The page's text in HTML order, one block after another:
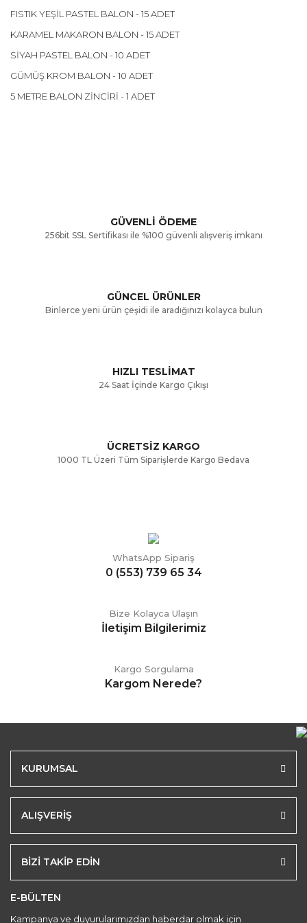
FISTIK YEŞİL PASTEL BALON - 15 ADET
KARAMEL MAKARON BALON - 15 ADET
SİYAH PASTEL BALON - 10 ADET
GÜMÜŞ KROM BALON - 10 ADET
5 METRE BALON ZİNCİRİ - 1 ADET
Ürün resmi kalitesiz, bozuk veya görüntülenemiyor.
Ürün bilgilerinde hatalar bulunuyor.
Gönder
GÜVENLİ ÖDEME
256bit SSL Sertifikası ile %100 güvenli alışveriş imkanı
GÜNCEL ÜRÜNLER
Binlerce yeni ürün çeşidi ile aradığınızı kolayca bulun
HIZLI TESLİMAT
24 Saat İçinde Kargo Çıkışı
ÜCRETSİZ KARGO
1000 TL Üzeri Tüm Siparişlerde Kargo Bedava
WhatsApp Sipariş
0 (553) 739 65 34
Bize Kolayca Ulaşın
İletişim Bilgilerimiz
Kargo Sorgulama
Kargom Nerede?
KURUMSAL
ALIŞVERİŞ
BİZİ TAKİP EDİN
E-BÜLTEN
Kampanya ve duyurularımızdan haberdar olmak için